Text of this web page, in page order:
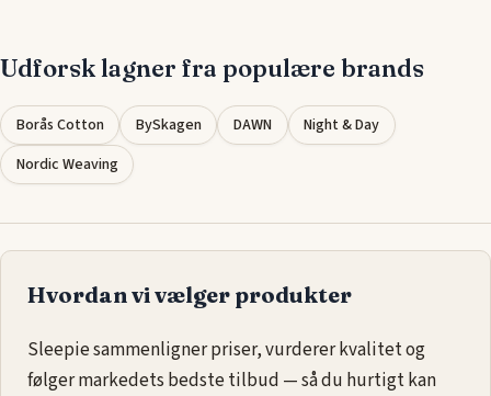
Udforsk lagner fra populære brands
Borås Cotton BySkagen DAWN
Night & Day
Nordic Weaving
Hvordan vi vælger produkter
Sleepie sammenligner priser, vurderer kvalitet og
følger markedets bedste tilbud — så du hurtigt kan